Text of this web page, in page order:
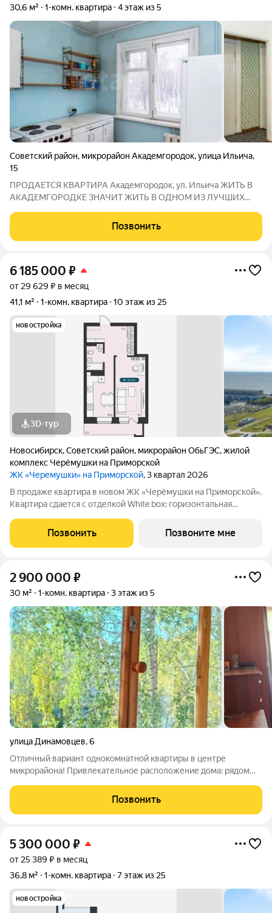
30,6 м² 1-комн. квартира 4 этаж из 5
Советский район, микрорайон Академгородок,улица Ильича,
15
ПРОДАЕТСЯ КВАРТИРА Академгородок, ул. Ильича ЖИТЬ В
АКАДЕМГОРОДКЕ ЗНАЧИТ ЖИТЬ В ОДНОМ ИЗ ЛУЧШИХ
престижная часть района. ДОМ ВНУТРИ КВАРТАЛА никакого
Позвонить
6 185 000 ₽
от 29 629 ₽ в месяц
41,1 м²
1-комн. квартира 10 этаж из 25
новостройка
3D-тур
Новосибирск,Советский район, микрорайон ОбьГЭС,жилой
комплекс Черёмушки на Приморской
ЖК «Черемушки» на Приморской, 3 квартал 2026
В продаже квартира в новом ЖК «Черёмушки на Приморской».
Квартира сдается с отделкой White box: горизонтальная
розетки и выключатели и др. В новостройке все для семейного
комфорта: - закрытый
Позвонить Позвоните мне
2 900 000 ₽
30 м² 1-комн. квартира 3 этаж из 5
улица Динамовцев,6
Отличный вариант однокомнатной квартиры в центре
микрорайона! Привлекательное расположение дома: рядом
остановки транспорта, минирынок, магазины - все в шаговой
доступности! На полу качественный
Позвонить
5 300 000 ₽
от 25 389 ₽ в месяц
36,8 м²
1-комн. квартира 7 этаж из 25
новостройка